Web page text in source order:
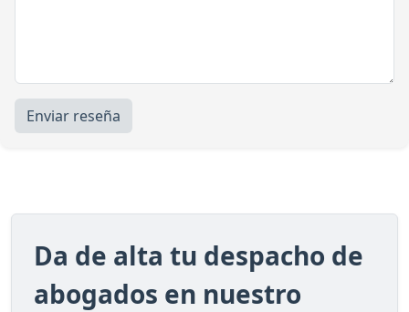
Enviar reseña
Da de alta tu despacho de
abogados en nuestro